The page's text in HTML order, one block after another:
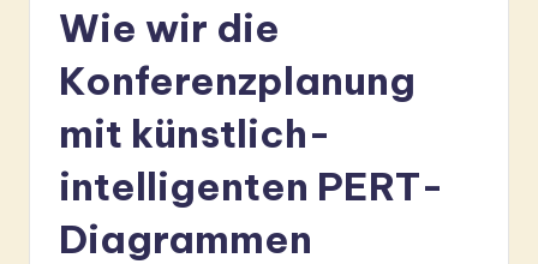
A
m
Wie wir die
Konferenzplanung
mit künstlich-
intelligenten PERT-
Diagrammen